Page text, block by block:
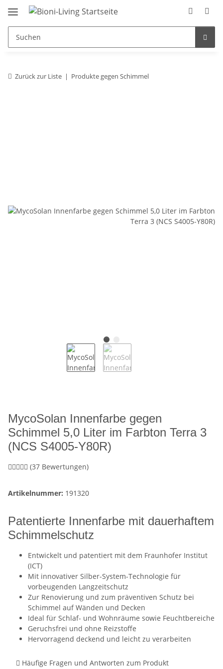
Zurück zur Liste Produkte gegen Schimmel
MycoSolan Innenfarbe gegen
Schimmel 5,0 Liter im Farbton Terra 3
(NCS S4005-Y80R)
(37 Bewertungen)
Artikelnummer: 191320
Patentierte Innenfarbe mit dauerhaftem
Schimmelschutz
Entwickelt und patentiert mit dem Fraunhofer Institut
(ICT)
Mit innovativer Silber-System-Technologie für
vorbeugenden Langzeitschutz
Zur Renovierung und zum präventiven Schutz bei
Schimmel auf Wänden und Decken
Ideal für Schlaf- und Wohnräume sowie Feuchtbereiche
Geruchsfrei und ohne Reizstoffe
Hervorragend deckend und leicht zu verarbeiten
Häufige Fragen und Antworten zum Produkt